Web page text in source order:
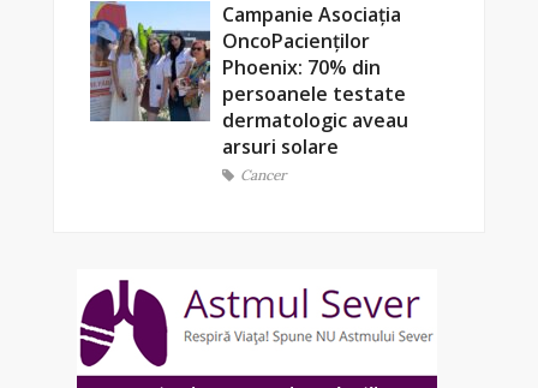
Campanie Asociația
OncoPacienților
Phoenix: 70% din
persoanele testate
dermatologic aveau
arsuri solare
Cancer